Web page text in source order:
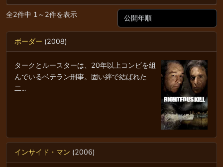
全2件中 1～2件を表示
ボーダー (2008)
タークとルースターは、20年以上コンビを組
んでいるベテラン刑事。固い絆で結ばれた
二...
インサイド・マン (2006)